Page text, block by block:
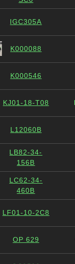
IGC305A
K000088
K000546
KJ01-18-T08
L12060B
LB82-34-
156B
LC62-34-
460B
LF01-10-2C8
OP 629